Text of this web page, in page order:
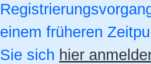
einem früheren
Sie sich hier